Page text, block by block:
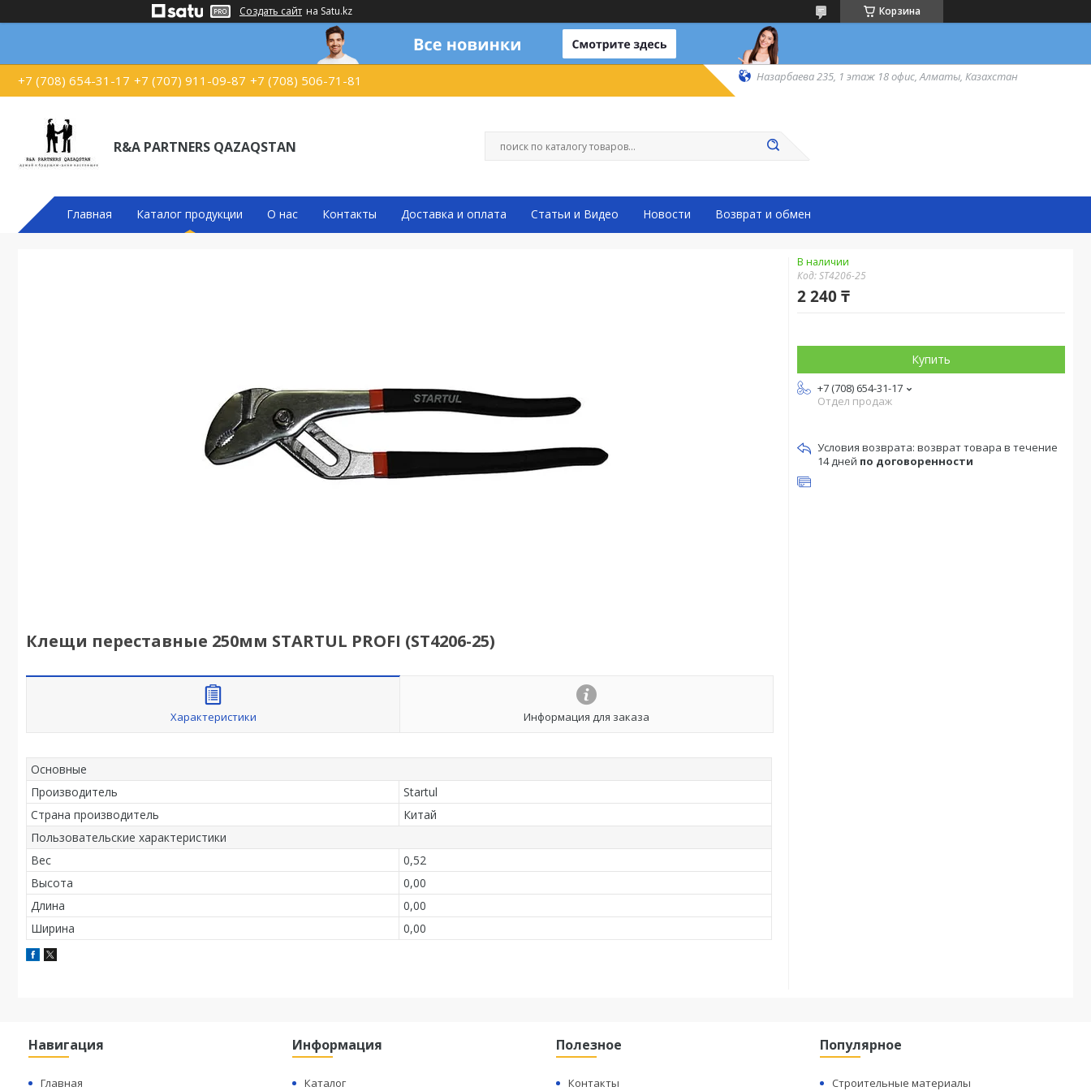
Создать сайт на Satu.kz Корзина
+7 (708) 654-31-17 +7 (707) 911-09-87 +7 (708) 506-71-81 Назарбаева 235, 1 этаж 18 офис, Алматы, Казахстан
R&A PARTNERS QAZAQSTAN
Главная Каталог продукции О нас Контакты Доставка и оплата Статьи и Видео Новости Возврат и обмен
Клещи переставные 250мм STARTUL PROFI (ST4206-25)
Характеристики Информация для заказа
Основные
Производитель
Startul
Страна производитель
Китай
Пользовательские характеристики
Вес
0,52
Высота
0,00
Длина
0,00
Ширина
0,00
В наличии
Код:ST4206-25
2 240 ₸
Купить
+7 (708) 654-31-17
Отдел продаж
возврат товара в течение
14 дней по договоренности
Навигация
Главная
Информация
Каталог
Полезное
Контакты
Популярное
Строительные материалы